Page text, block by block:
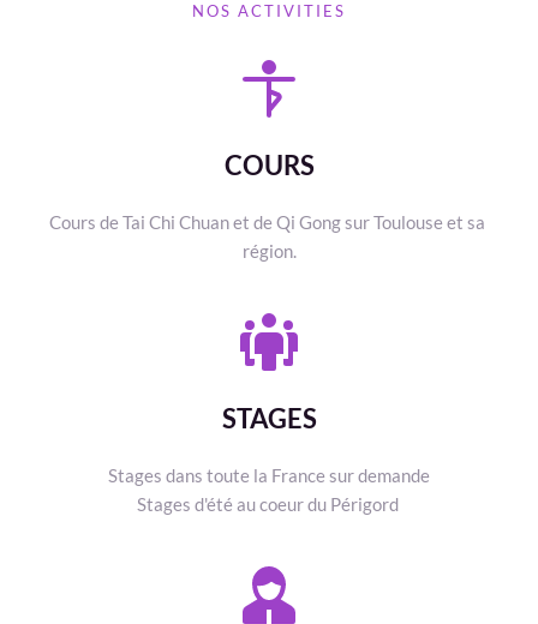
NOS ACTIVITIES
COURS
Cours de Tai Chi Chuan et de Qi Gong sur Toulouse et sa
région.
STAGES
Stages dans toute la France sur demande
Stages d'été au coeur du Périgord